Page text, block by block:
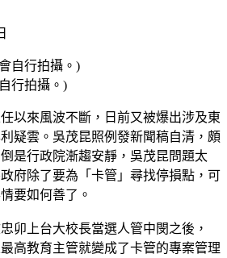
行拍攝。)
以來風波不斷，日前又被爆出涉及東
疑雲。吳茂昆照例發新聞稿自清，頗
是行政院漸趨安靜，吳茂昆問題太
府除了要為「卡管」尋找停損點，可
要如何善了。
卯上台大校長當選人管中閔之後，
高教育主管就變成了卡管的專案管理